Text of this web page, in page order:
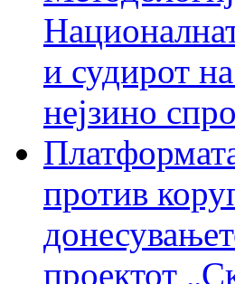
и судирот
нејзино
против
проектот